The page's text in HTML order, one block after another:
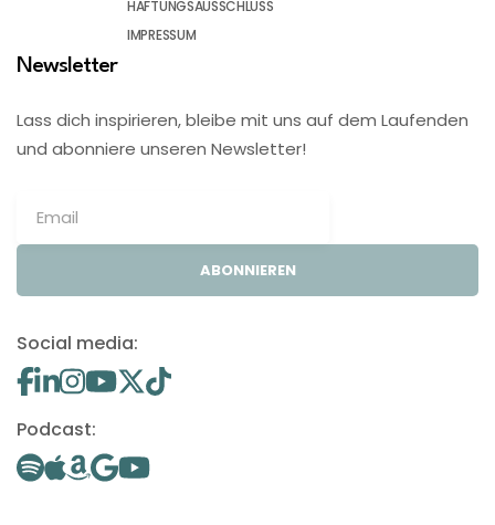
HAFTUNGSAUSSCHLUSS
IMPRESSUM
Newsletter
Lass dich inspirieren, bleibe mit uns auf dem Laufenden
und abonniere unseren Newsletter!
ABONNIEREN
Social media:
Podcast: